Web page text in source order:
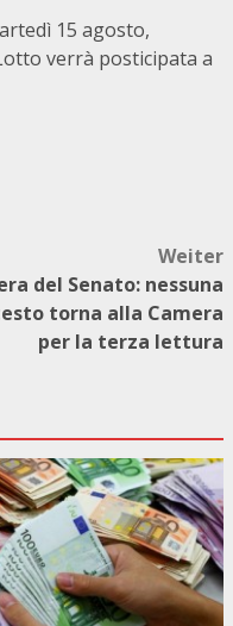
15 agosto,
verrà posticipata a
Weiter
del Senato: nessuna
torna alla Camera
per la terza lettura